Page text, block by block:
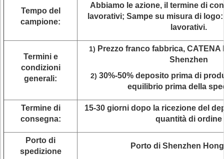
Tempo del
campione:
Abbiamo le azione, il termine di
lavorativi; Sampe su misura di
lavorativi.
Termini e
condizioni
generali:
1) Prezzo franco fabbrica, CATENA
Shenzhen
2) 30%-50% deposito prima di
equilibrio prima della
Termine di
consegna:
15-30 giorni dopo la ricezione del
quantità di ordine
Porto di
spedizione
Porto di Shenzhen